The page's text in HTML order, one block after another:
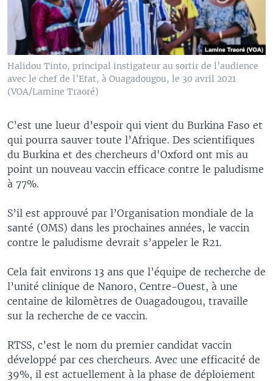
Halidou Tinto, principal instigateur au sortir de l’audience
avec le chef de l’Etat, à Ouagadougou, le 30 avril 2021
(VOA/Lamine Traoré)
C’est une lueur d’espoir qui vient du Burkina Faso et
qui pourra sauver toute l’Afrique. Des scientifiques
du Burkina et des chercheurs d'Oxford ont mis au
point un nouveau vaccin efficace contre le paludisme
à 77%.
S’il est approuvé par l’Organisation mondiale de la
santé (OMS) dans les prochaines années, le vaccin
contre le paludisme devrait s’appeler le R21.
Cela fait environs 13 ans que l’équipe de recherche de
l’unité clinique de Nanoro, Centre-Ouest, à une
centaine de kilomètres de Ouagadougou, travaille
sur la recherche de ce vaccin.
RTSS, c’est le nom du premier candidat vaccin
développé par ces chercheurs. Avec une efficacité de
39%, il est actuellement à la phase de déploiement